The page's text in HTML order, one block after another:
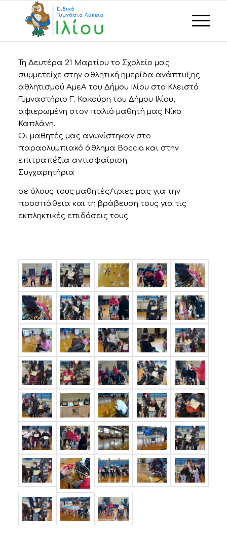
Τη Δευτέρα 21 Μαρτίου το Σχολείο μας
συμμετείχε στην αθλητική ημερίδα ανάπτυξης
αθλητισμού ΑμεΑ του Δήμου Ιλίου στο Κλειστό
Γυμναστήριο Γ. Κακούρη του Δήμου Ιλίου,
αφιερωμένη στον παλιό μαθητή μας Νίκο
Καπλάνη.
Οι μαθητές μας αγωνίστηκαν στο
παραολυμπιακό άθλημα Boccia και στην
επιτραπέζια αντισφαίριση.
Συγχαρητήρια
σε όλους τους μαθητές/τριες μας για την
προσπάθεια και τη βράβευση τους για τις
εκπληκτικές επιδόσεις τους.